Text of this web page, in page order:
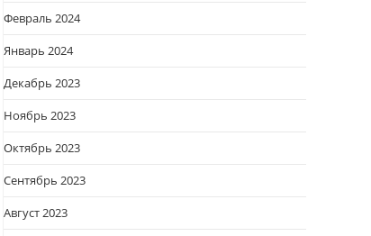
Февраль 2024
Январь 2024
Декабрь 2023
Ноябрь 2023
Октябрь 2023
Сентябрь 2023
Август 2023